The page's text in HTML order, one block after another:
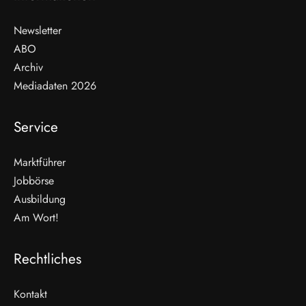
Newsletter
ABO
Archiv
Mediadaten 2026
Service
Marktführer
Jobbörse
Ausbildung
Am Wort!
Rechtliches
Kontakt